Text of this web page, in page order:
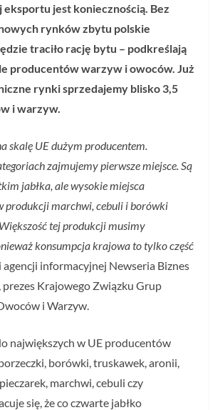
jest koniecznością. Bez
rynków zbytu polskie
traciło rację bytu – podkreślają
producentów warzyw i owoców. Już
rynki sprzedajemy blisko 3,5
i warzyw.
skalę UE dużym producentem.
zajmujemy pierwsze miejsce. Są
jabłka, ale wysokie miejsca
produkcji marchwi, cebuli i borówki
tej produkcji musimy
konsumpcja krajowa to tylko część
agencji informacyjnej Newseria Biznes
Krajowego Związku Grup
i Warzyw.
największych w UE producentów
borówki, truskawek, aronii,
marchwi, cebuli czy
się, że co czwarte jabłko